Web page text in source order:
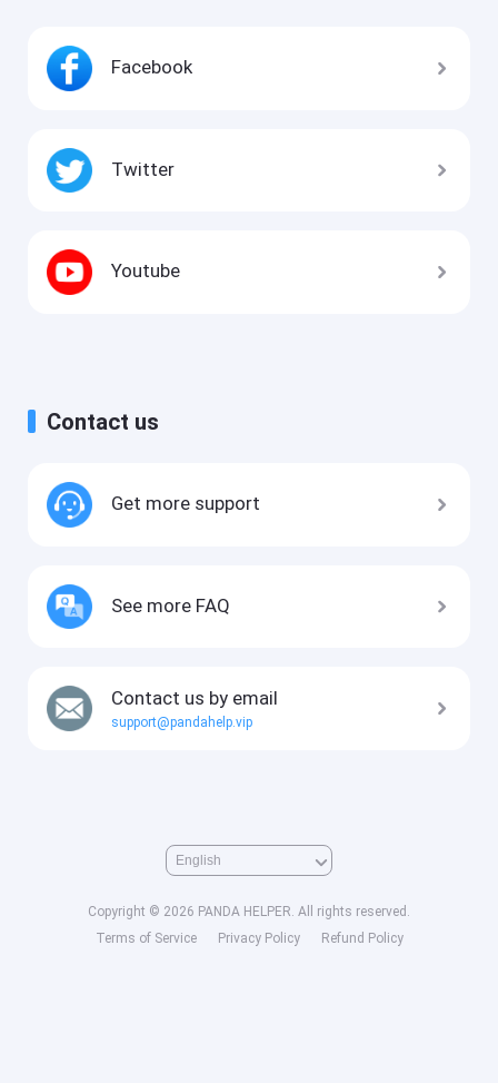
Facebook
Twitter
Youtube
Contact us
Get more support
See more FAQ
Contact us by email
support@pandahelp.vip
Copyright © 2026 PANDA HELPER. All rights reserved.
Terms of Service
Privacy Policy Refund Policy